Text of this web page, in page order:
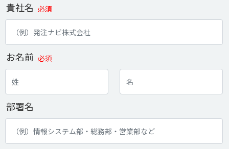
貴社名 必須
お名前 必須
部署名